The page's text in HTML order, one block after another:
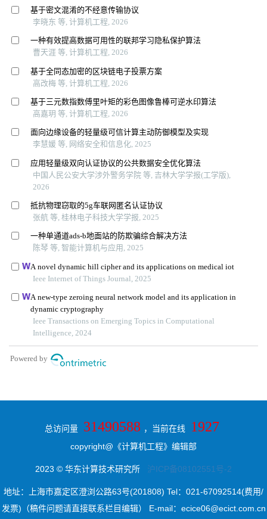
总访问量 31490588 ，当前在线 1927
copyright@《计算机工程》编辑部
2023 © 华东计算技术研究所 沪ICP备08102551号-2
地址：上海市嘉定区澄浏公路63号(201808) Tel：021-67092514(费用/
发票)（稿件问题请直接联系栏目编辑） E-mail：ecice06@ecict.com.cn